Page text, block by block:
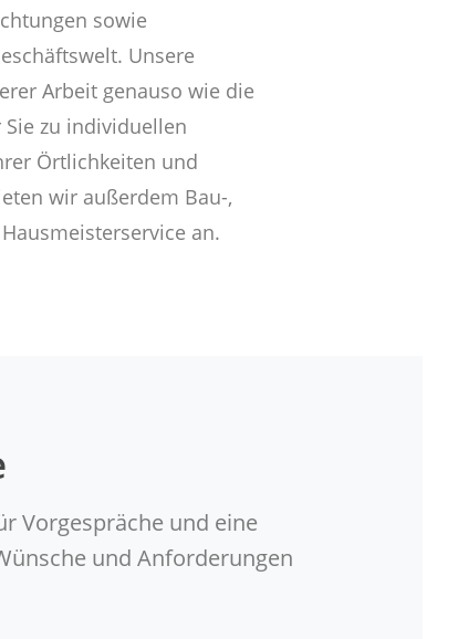
sowie
Unsere
Arbeit genauso wie die
zu individuellen
Örtlichkeiten und
wir außerdem Bau-,
an.
Vorgespräche und eine
und Anforderungen